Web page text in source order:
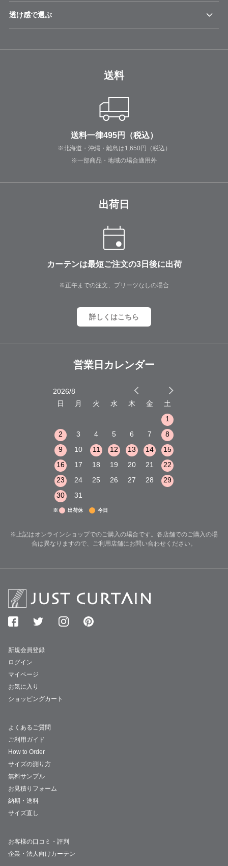
透け感で選ぶ
送料
送料一律495円（税込）
※北海道・沖縄・離島は1,650円（税込）
※一部商品・地域の場合適用外
出荷日
カーテンは最短ご注文の3日後に出荷
※正午までの注文、プリーツなしの場合
詳しくはこちら
営業日カレンダー
2026/8
日
月 火 水 木 金
土
1
2
3 4 5 6 7
8
9
10 11 12 13 14
15
16
17 18 19 20 21
22
23
24 25 26 27 28
29
30
31
※ 出荷休 今日
※上記はオンラインショップでのご購入の場合です。各店舗でのご購入の場
合は異なりますので、ご利用店舗にお問い合わせください。
新規会員登録
ログイン
マイページ
お気に入り
ショッピングカート
よくあるご質問
ご利用ガイド
How to Order
サイズの測り方
無料サンプル
お見積りフォーム
納期・送料
サイズ直し
お客様の口コミ・評判
企業・法人向けカーテン